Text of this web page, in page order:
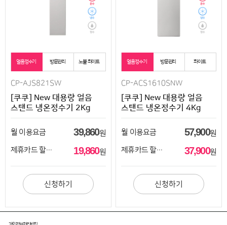
얼음정수기 방문관리 노블 화이트
CP-AJS821SW
[쿠쿠] New 대용량 얼음
스탠드 냉온정수기 2Kg
월 이용요금 39,860원
제휴카드 할인시
19,860원
신청하기
얼음정수기 방문관리 화이트
CP-ACS1610SNW
[쿠쿠] New 대용량 얼음
스탠드 냉온정수기 4Kg
월 이용요금 57,900원
제휴카드 할인시
37,900원
신청하기